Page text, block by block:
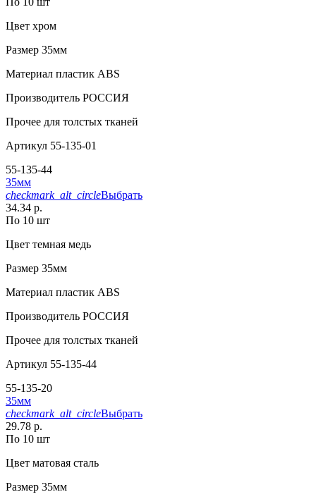
Цвет хром
Размер 35мм
Материал пластик АВS
Производитель РОССИЯ
Прочее для толстых тканей
Артикул 55-135-01
55-135-44
35мм
checkmark_alt_circleВыбрать
34.34 р.
По 10 шт
Цвет темная медь
Размер 35мм
Материал пластик АВS
Производитель РОССИЯ
Прочее для толстых тканей
Артикул 55-135-44
55-135-20
35мм
checkmark_alt_circleВыбрать
29.78 р.
По 10 шт
Цвет матовая сталь
Размер 35мм